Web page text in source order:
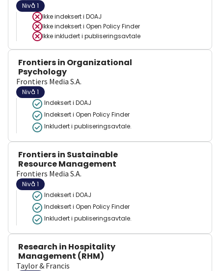
Nivå 1
Ikke indeksert i DOAJ
Ikke indeksert i Open Policy Finder
Ikke inkludert i publiseringsavtale
Frontiers in Organizational
Psychology
Frontiers Media S.A.
Nivå 1
Indeksert i DOAJ
Indeksert i Open Policy Finder
Inkludert i publiseringsavtale.
Frontiers in Sustainable
Resource Management
Frontiers Media S.A.
Nivå 1
Indeksert i DOAJ
Indeksert i Open Policy Finder
Inkludert i publiseringsavtale.
Research in Hospitality
Management (RHM)
Taylor & Francis